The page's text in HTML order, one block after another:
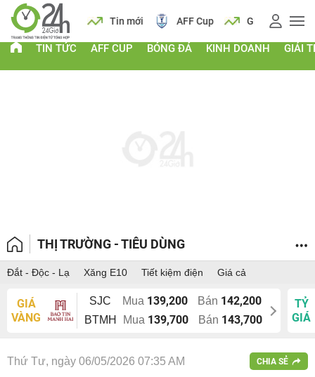
Lịch Tin mới AFF Cup Giá vàng
TIN TỨC AFF CUP BÓNG ĐÁ KINH DOANH GIẢI
THỊ TRƯỜNG - TIÊU DÙNG
Đắt - Độc - Lạ Xăng E10 Tiết kiệm điện Giá cả
GIÁ
VÀNG
SJC Mua 139,200 Bán 142,200
BTMH Mua 139,700 Bán 143,700
TỶ
GIÁ
Thứ Tư, ngày 06/05/2026 07:35 AM CHIA SẺ